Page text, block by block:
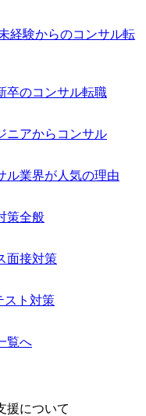
経験からのコンサル転
卒のコンサル転職
ニアからコンサル
ル業界が人気の理由
策全般
面接対策
スト対策
覧へ
援について